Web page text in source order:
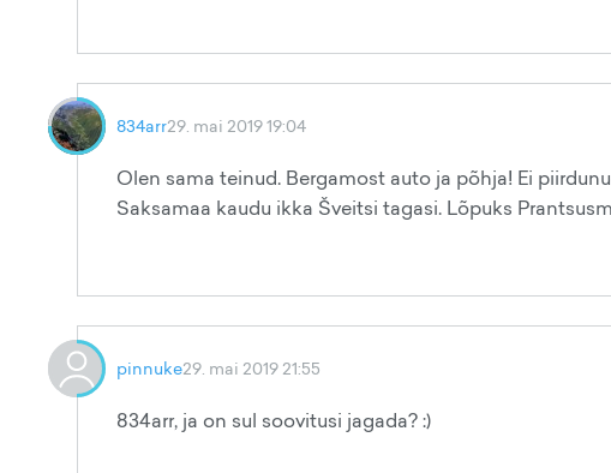
834arr29. mai 2019 19:04
Olen sama teinud. Bergamost auto ja põhja! Ei
Saksamaa kaudu ikka Šveitsi tagasi. Lõpuks
pinnuke29. mai 2019 21:55
834arr, ja on sul soovitusi jagada? :)